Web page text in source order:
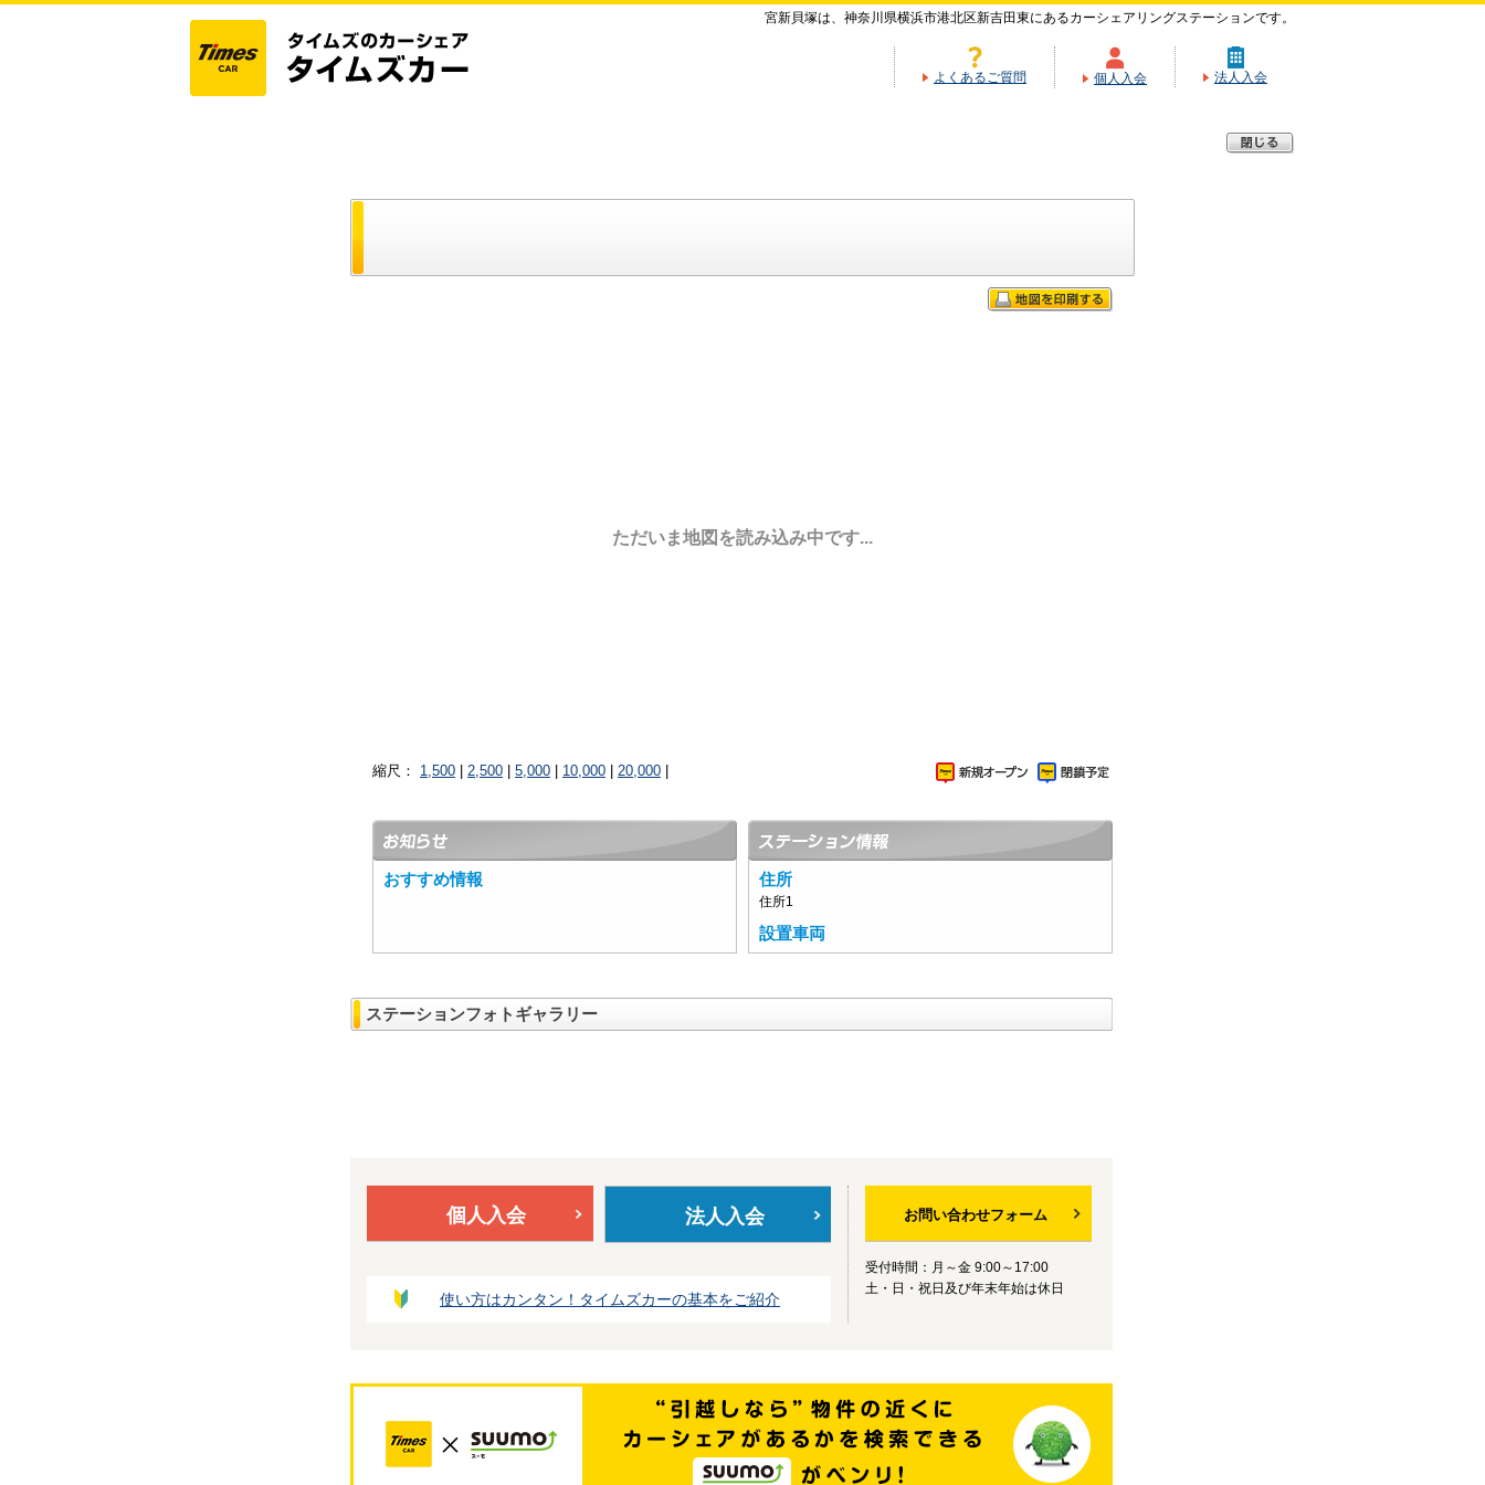
宮新貝塚は、神奈川県横浜市港北区新吉田東にあるカーシェアリングステーションです。
よくあるご質問 個人入会 法人入会
ただいま地図を読み込み中です...
縮尺： 1,500 2,500 5,000 10,000 20,000
おすすめ情報 住所
住所1
設置車両
ステーションフォトギャラリー
個人入会 法人入会
使い方はカンタン！タイムズカーの基本をご紹介
お問い合わせフォーム
受付時間：月～金 9:00～17:00
土・日・祝日及び年末年始は休日